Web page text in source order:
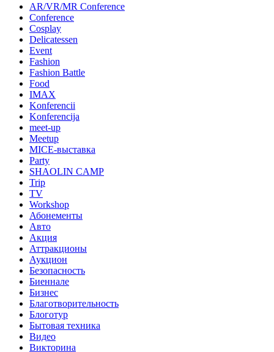
AR/VR/MR Conference
Conference
Cosplay
Delicatessen
Event
Fashion
Fashion Battle
Food
IMAX
Konferencii
Konferencija
meet-up
Meetup
MICE-выставка
Party
SHAOLIN CAMP
Trip
TV
Workshop
Абонементы
Авто
Акция
Аттракционы
Аукцион
Безопасность
Биеннале
Бизнес
Благотворительность
Блоготур
Бытовая техника
Видео
Викторина